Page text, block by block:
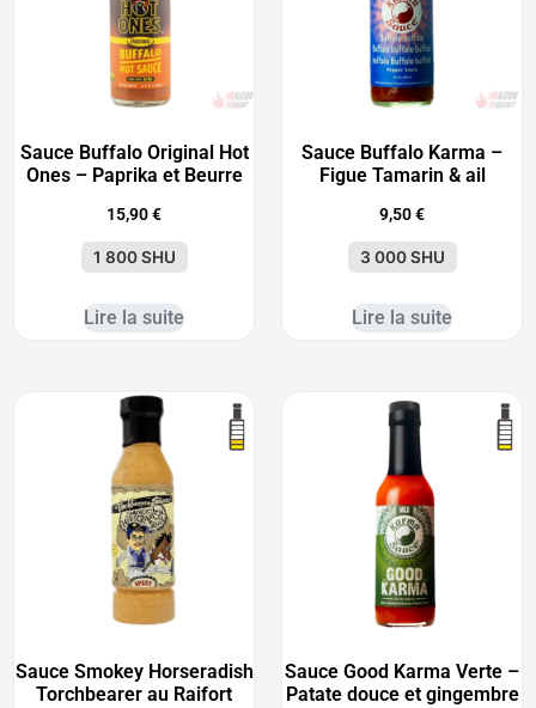
Sauce Buffalo Original Hot
Ones – Paprika et Beurre
15,90€
1 800 SHU
Lire la suite
Sauce Buffalo Karma –
Figue Tamarin & ail
9,50€
3 000 SHU
Lire la suite
Sauce Smokey Horseradish
Torchbearer au Raifort
Sauce Good Karma Verte –
Patate douce et gingembre